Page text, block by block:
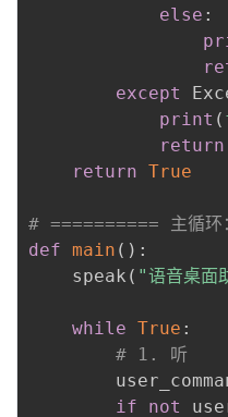
else :
except
print (
return
return True
# ========== 主循环
def main ( ) :
    speak
( "语音桌面
while True :
# 1. 听
if
not